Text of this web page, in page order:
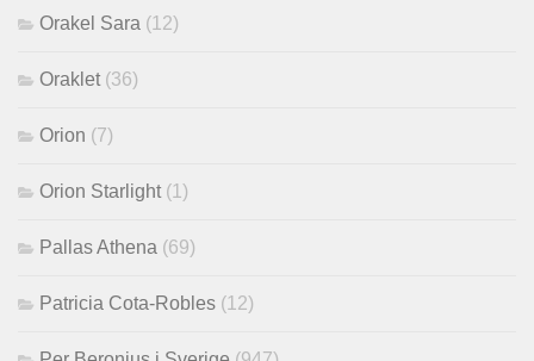
Orakel Sara (12)
Oraklet (36)
Orion (7)
Orion Starlight (1)
Pallas Athena (69)
Patricia Cota-Robles (12)